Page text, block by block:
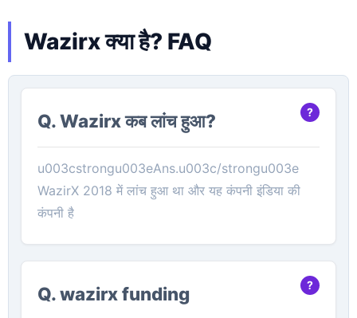
Wazirx क्या है? FAQ
Q. Wazirx कब लांच हुआ?
u003cstrongu003eAns.u003c/strongu003e
WazirX 2018 में लांच हुआ था और यह कंपनी इंडिया की
कंपनी है
Q. wazirx funding